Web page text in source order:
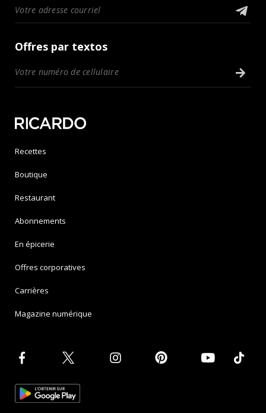
Offres par textos
Recettes
Boutique
Restaurant
Abonnements
En épicerie
Offres corporatives
Carrières
Magazine numérique